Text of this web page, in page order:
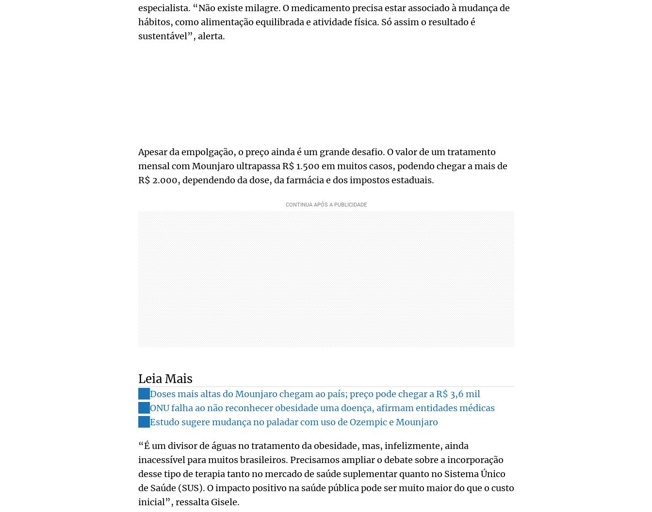
especialista. “Não existe milagre. O medicamento precisa estar associado à mudança de
hábitos, como alimentação equilibrada e atividade física. Só assim o resultado é
sustentável”, alerta.
Apesar da empolgação, o preço ainda é um grande desafio. O valor de um tratamento
mensal com Mounjaro ultrapassa R$ 1.500 em muitos casos, podendo chegar a mais de
R$ 2.000, dependendo da dose, da farmácia e dos impostos estaduais.
Leia Mais
Doses mais altas do Mounjaro chegam ao país; preço pode chegar a R$ 3,6 mil
ONU falha ao não reconhecer obesidade uma doença, afirmam entidades médicas
Estudo sugere mudança no paladar com uso de Ozempic e Mounjaro
“É um divisor de águas no tratamento da obesidade, mas, infelizmente, ainda
inacessível para muitos brasileiros. Precisamos ampliar o debate sobre a incorporação
desse tipo de terapia tanto no mercado de saúde suplementar quanto no Sistema Único
de Saúde (SUS). O impacto positivo na saúde pública pode ser muito maior do que o custo
inicial”, ressalta Gisele.